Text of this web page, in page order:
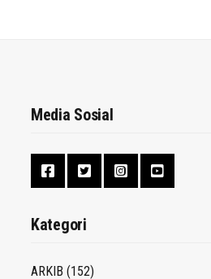
Media Sosial
Kategori
ARKIB (152)